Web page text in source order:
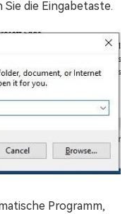
Sie die Eingabetaste.
Programm,